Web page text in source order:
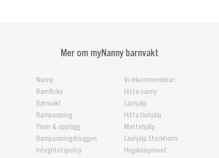
Mer om myNanny barnvakt
Nanny
Barnflicka
Barnvakt
Barnpassning
Priser & upplägg
Barnpassningsbloggen
Integritetspolicy
Vi rekommenderar:
Hitta nanny
Läxhjälp
Hitta läxhjälp
Mattehjälp
Läxhjälp Stockholm
Högskoleprovet